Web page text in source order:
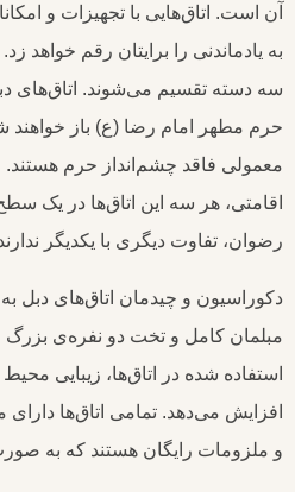
آن است. اتاق‌هایی با تجهیزات و
به یادماندنی را برایتان رقم خواهد
سه دسته تقسیم می‌شوند. اتاق‌های
حرم مطهر امام رضا (ع) باز خواهند
معمولی فاقد چشم‌انداز حرم هستند.
اقامتی، هر سه این اتاق‌ها در یک
رضوان، تفاوت دیگری با یکدیگر
دکوراسیون و چیدمان اتاق‌های دبل
مبلمان کامل و تخت دو نفره‌ی
افزایش می‌دهد. تمامی اتاق‌ها
و ملزومات رایگان هستند که به